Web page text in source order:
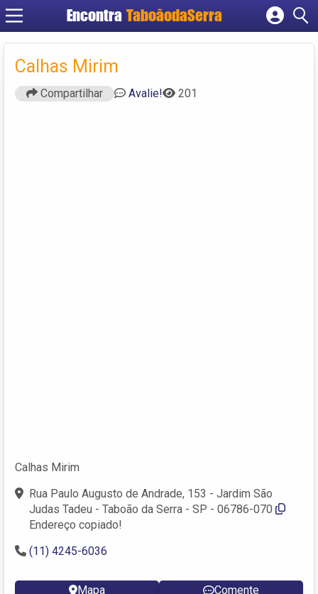
Encontra TaboãodaSerra
Cadastrar empresa
Calhas Mirim
Compartilhar Avalie! 201
Calhas Mirim
Rua Paulo Augusto de Andrade, 153 - Jardim São
Judas Tadeu - Taboão da Serra - SP - 06786-070
Endereço copiado!
(11) 4245-6036
Mapa Comente